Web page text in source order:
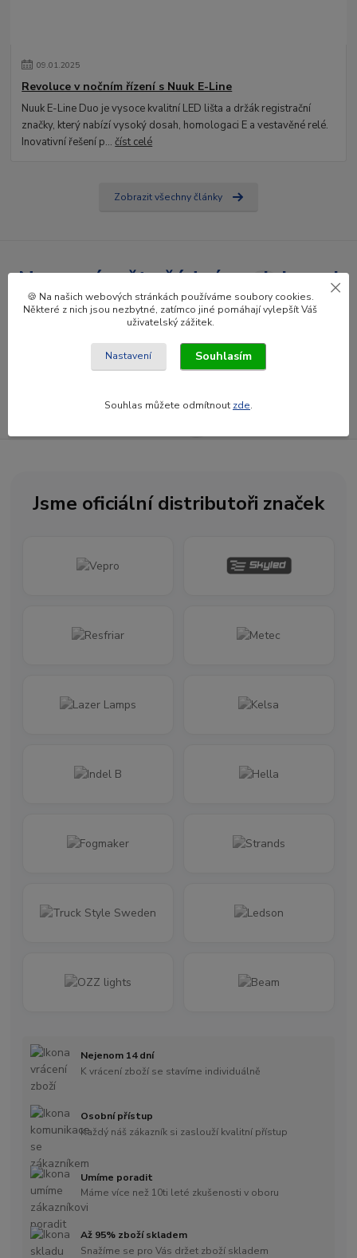
09.01.2025
Revoluce v nočním řízení s Nuuk E-Line
Nuuk E-Line Duo je vysoce kvalitní LED lišta a držák registrační
značky, který nabízí vysoký dosah, homologaci E a vestavěné relé.
Inovativní řešení p...číst celé
Zobrazit všechny články
Nepropásněte žádné novinky ani
slevy!
Přihlásit se
Newsletter posíláme maximálně jednou za měsíc
Jsme oficiální distributoři značek
Nejenom 14 dní
K vrácení zboží se stavíme individuálně
Osobní přístup
Každý náš zákazník si zaslouží kvalitní přístup
Umíme poradit
Máme více než 10ti leté zkušenosti v oboru
Až 95% zboží skladem
Snažíme se pro Vás držet zboží skladem
🍪 Na našich webových stránkách používáme soubory cookies.
Některé z nich jsou nezbytné, zatímco jiné pomáhají vylepšít Váš
uživatelský zážitek.
Nastavení Souhlasím
Souhlas můžete odmítnout zde.